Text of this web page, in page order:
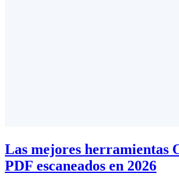
Las mejores herramientas
PDF escaneados en 2026